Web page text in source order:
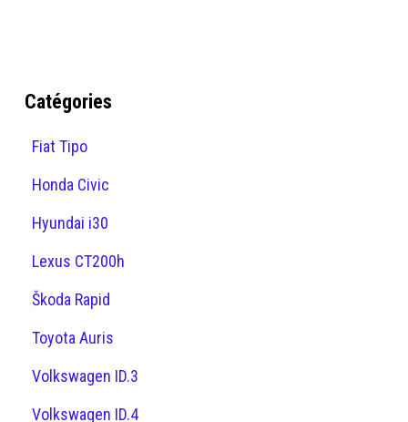
Catégories
Fiat Tipo
Honda Civic
Hyundai i30
Lexus CT200h
Škoda Rapid
Toyota Auris
Volkswagen ID.3
Volkswagen ID.4